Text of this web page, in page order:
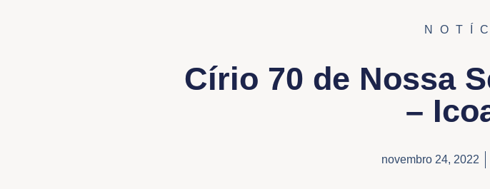
Círio 70 de Nossa
–
novembro 24, 2022